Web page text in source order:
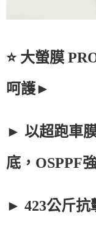
⭐ 大螢膜
呵護►
► 以超跑車
底，OSPPF
► 423公斤抗